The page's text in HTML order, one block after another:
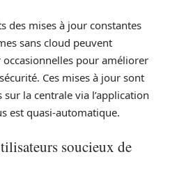
des mises à jour constantes
sans cloud peuvent
occasionnelles pour améliorer
Ces mises à jour sont
la centrale via l’application
est quasi-automatique.
soucieux de